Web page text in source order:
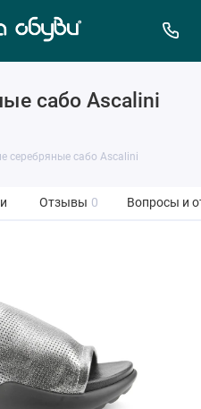
сабо Ascalini
серебряные сабо Ascalini
Отзывы 0 Вопросы и